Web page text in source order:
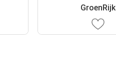
GroenRijk